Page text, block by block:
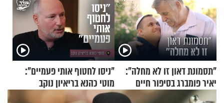
"תסמונת דאון זו לא מחלה":
יאיר פומברג בסיפור חיים
מעורר השראה
"ניסו לחטוף אותי פעמיים":
מוטי כהנא בריאיון נוקב